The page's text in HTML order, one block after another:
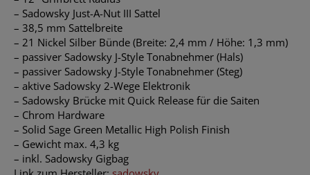
– Sadowsky Just-A-Nut III Sattel
– 38,5 mm Sattelbreite
– 21 Nickel Silber Bünde (Breite: 2,4 mm / Höhe: 1,3 mm)
– passiver Sadowsky J-Style Tonabnehmer (Hals)
– passiver Sadowsky J-Style Tonabnehmer (Steg)
– aktive Sadowsky 2-Wege Elektronik
– Sadowsky Brücke mit Quick Release für die Saiten
– Chrom Hardware
– Solid Sage Green Metallic High Polish Finish
– Gewicht max. 4,3 kg
– inkl. Sadowsky Gigbag